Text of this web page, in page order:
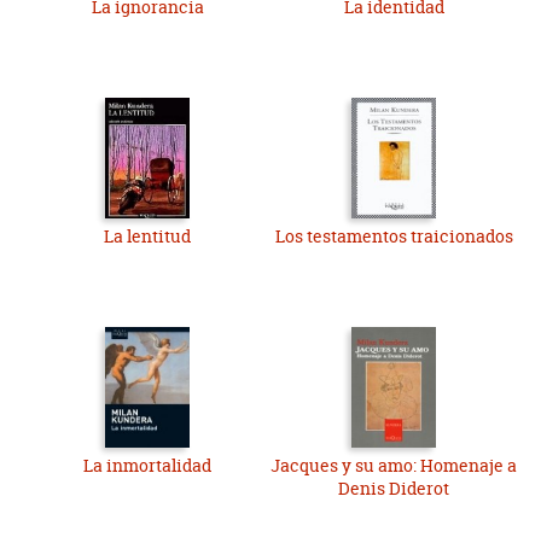
La ignorancia La identidad
La lentitud Los testamentos traicionados
La inmortalidad
Jacques y su amo: Homenaje a
Denis Diderot